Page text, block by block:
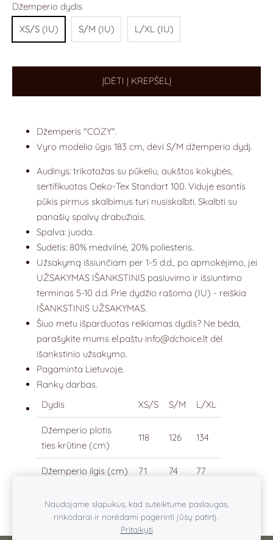
Džemperio dydis
XS/S (IU)
S/M (IU) L/XL (IU)
ĮDĖTI Į KREPŠELĮ
Džemperis "COZY".
Vyro modelio ūgis 183 cm, dėvi S/M džemperio dydį.
Audinys: trikotažas su pūkeliu, aukštos kokybės,
sertifikuotas Oeko-Tex Standart 100. Viduje esantis
pūkis pirmus skalbimus turi nusiskalbti. Skalbti su
panašių spalvų drabužiais.
Spalva: juoda.
Sudėtis: 80% medvilnė, 20% poliesteris.
Užsakymą išsiunčiam per 1-5 d.d., po apmokėjimo, jei
UŽSAKYMAS IŠANKSTINIS pasiuvimo ir išsiuntimo
terminas 5-10 d.d. Prie dydžio rašoma (IU) - reiškia
IŠANKSTINIS UŽSAKYMAS.
Šiuo metu išparduotas reikiamas dydis? Ne bėda,
parašykite mums el.paštu info@dchoice.lt dėl
išankstinio užsakymo.
Pagaminta Lietuvoje.
Rankų darbas.
Dydis
XS/S S/M L/XL
Džemperio plotis
ties krūtine (cm)
118 126 134
Džemperio ilgis (cm) 71 74 77
Naudojame slapukus, kad suteiktume paslaugas,
rinkodarai ir norėdami pagerinti jūsų patirtį.
Pritaikyti